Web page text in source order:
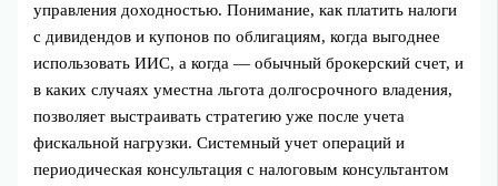
управления доходностью. Понимание, как платить налоги
с дивидендов и купонов по облигациям, когда выгоднее
использовать ИИС, а когда — обычный брокерский счет, и
в каких случаях уместна льгота долгосрочного владения,
позволяет выстраивать стратегию уже после учета
фискальной нагрузки. Системный учет операций и
периодическая консультация с налоговым консультантом